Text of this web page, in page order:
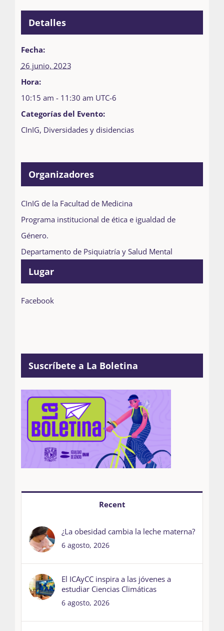
Detalles
Fecha:
26 junio, 2023
Hora:
10:15 am - 11:30 am UTC-6
Categorías del Evento:
CInIG, Diversidades y disidencias
Lugar
Facebook
Organizadores
CInIG de la Facultad de Medicina
Programa institucional de ética e igualdad de
Género.
Departamento de Psiquiatría y Salud Mental
Suscríbete a La Boletina
Recent
¿La obesidad cambia la leche materna?
6 agosto, 2026
El ICAyCC inspira a las jóvenes a
estudiar Ciencias Climáticas
6 agosto, 2026